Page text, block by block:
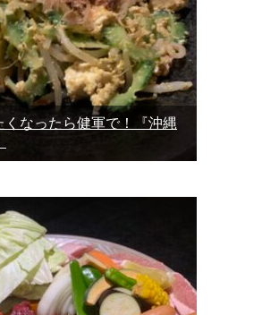
くなったら健軍で！『沖縄